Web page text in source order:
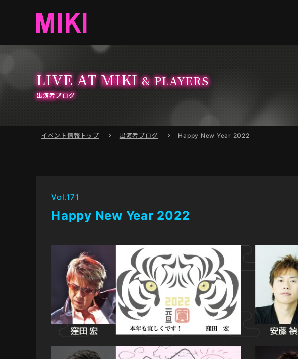
イベント情報 トップ 出演者ブログ Happy New Year 2022
LIVE AT MIKI& PLAYERS
出演者ブログ
Vol.171
Happy New Year 2022